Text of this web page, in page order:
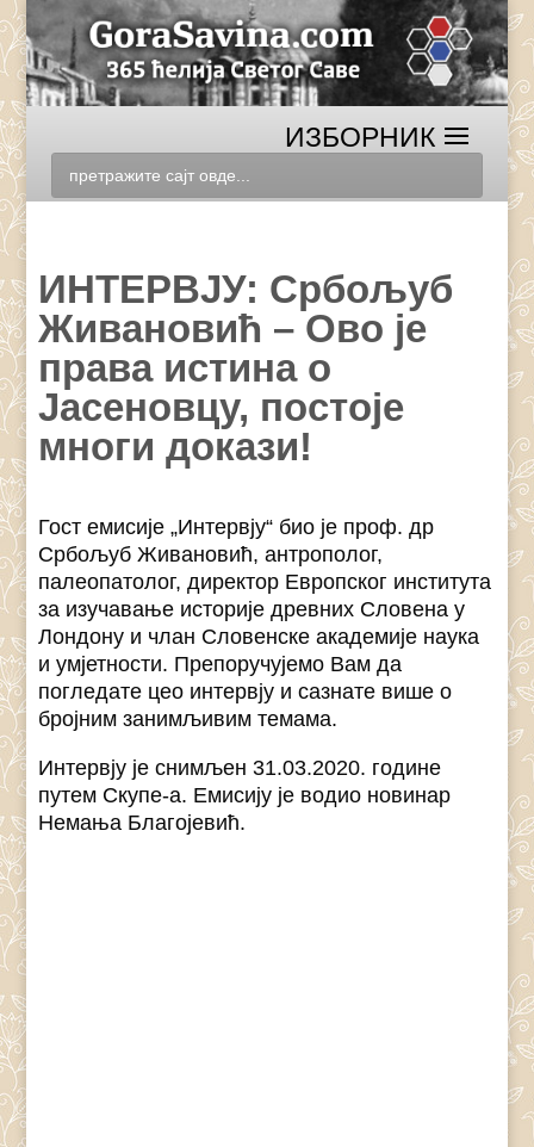
ИНТЕРВЈУ: Србољуб
Живановић – Ово је
права истина о
Јасеновцу, постоје
многи докази!
Гост емисије „Интервју“ био је проф. др
Србољуб Живановић, антрополог,
палеопатолог, директор Европског института
за изучавање историје древних Словена у
Лондону и члан Словенске академије наука
и умјетности. Препоручујемо Вам да
погледате цео интервју и сазнате више о
бројним занимљивим темама.
Интервју је снимљен 31.03.2020. године
путем Скyпе-а. Емисију је водио новинар
Немања Благојевић.